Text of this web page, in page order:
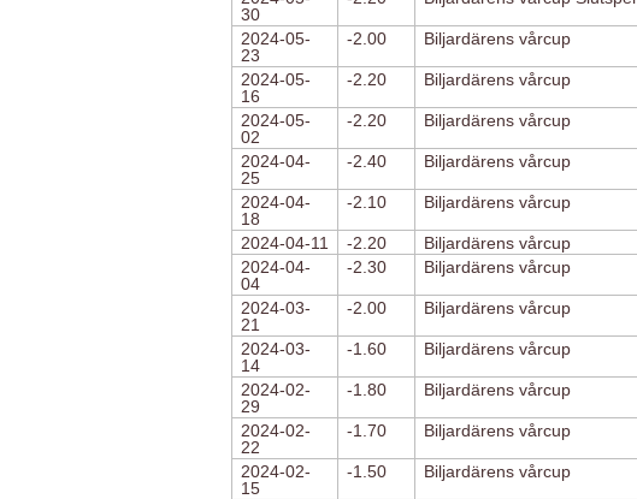
30
2024-05-
23
-2.00 Biljardärens vårcup
2024-05-
16
-2.20 Biljardärens vårcup
2024-05-
02
-2.20 Biljardärens vårcup
2024-04-
25
-2.40 Biljardärens vårcup
2024-04-
18
-2.10 Biljardärens vårcup
2024-04-11 -2.20 Biljardärens vårcup
2024-04-
04
-2.30 Biljardärens vårcup
2024-03-
21
-2.00 Biljardärens vårcup
2024-03-
14
-1.60 Biljardärens vårcup
2024-02-
29
-1.80 Biljardärens vårcup
2024-02-
22
-1.70 Biljardärens vårcup
2024-02-
15
-1.50 Biljardärens vårcup